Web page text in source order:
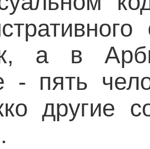
а в
- пять
другие